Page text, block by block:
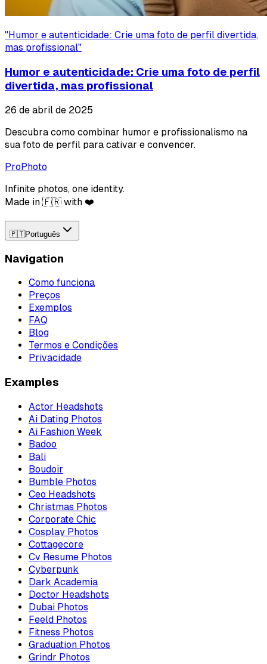
"Humor e autenticidade: Crie uma foto de perfil divertida,
mas profissional"
Humor e autenticidade: Crie uma foto de perfil
divertida, mas profissional
26 de abril de 2025
Descubra como combinar humor e profissionalismo na
sua foto de perfil para cativar e convencer.
ProPhoto
Infinite photos, one identity.
Made in 🇫🇷 with ❤️
🇵🇹Português
Navigation
Como funciona
Preços
Exemplos
FAQ
Blog
Termos e Condições
Privacidade
Examples
Actor Headshots
Ai Dating Photos
Ai Fashion Week
Badoo
Bali
Boudoir
Bumble Photos
Ceo Headshots
Christmas Photos
Corporate Chic
Cosplay Photos
Cottagecore
Cv Resume Photos
Cyberpunk
Dark Academia
Doctor Headshots
Dubai Photos
Feeld Photos
Fitness Photos
Graduation Photos
Grindr Photos